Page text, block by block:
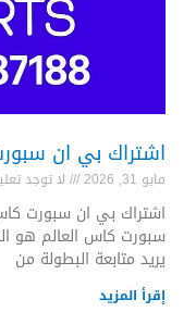
اشتراك بي ان
مايو 31, 2026 لا توجد
اشتراك بي ان سبورت
سبورت كاس العالم هو
يريد متابعة البطولة من
إقرأ المزيد